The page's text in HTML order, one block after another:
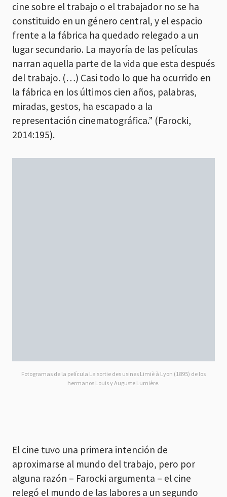
cine sobre el trabajo o el trabajador no se ha
constituido en un género central, y el espacio
frente a la fábrica ha quedado relegado a un
lugar secundario. La mayoría de las películas
narran aquella parte de la vida que esta después
del trabajo. (…) Casi todo lo que ha ocurrido en
la fábrica en los últimos cien años, palabras,
miradas, gestos, ha escapado a la
representación cinematográfica.” (Farocki,
2014:195).
Fotogramas de la película La sortie des usines Limiè à Lyon (1895) de los
hermanos Louis y Auguste Lumière.
El cine tuvo una primera intención de
aproximarse al mundo del trabajo, pero por
alguna razón – Farocki argumenta – el cine
relegó el mundo de las labores a un segundo